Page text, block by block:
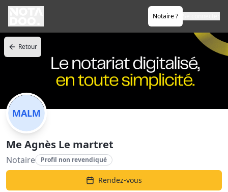
Notaire ?
Retour
MALM
Me Agnès Le martret
Notaire Profil non revendiqué
Rendez-vous